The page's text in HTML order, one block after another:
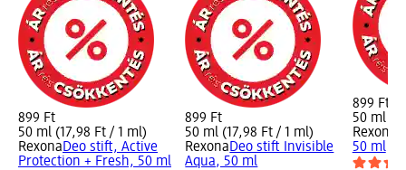
899 Ft
50 ml (17,98 Ft / 1 ml)
RexonaDeo stift, Active
Protection + Fresh, 50 ml
899 Ft
50 ml (17,98 Ft / 1 ml)
RexonaDeo stift Invisible
Aqua, 50 ml
899 Ft
50 ml
Rexona
50 ml